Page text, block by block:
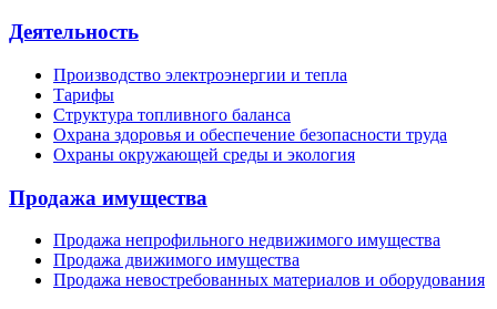
Деятельность
Производство электроэнергии и тепла
Тарифы
Структура топливного баланса
Охрана здоровья и обеспечение безопасности труда
Охраны окружающей среды и экология
Продажа имущества
Продажа непрофильного недвижимого имущества
Продажа движимого имущества
Продажа невостребованных материалов и оборудования